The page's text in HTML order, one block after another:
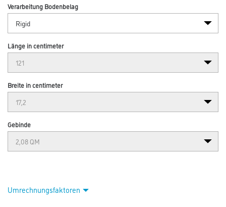
Verarbeitung Bodenbelag
Länge in centimeter
Breite in centimeter
Gebinde
Umrechnungsfaktoren